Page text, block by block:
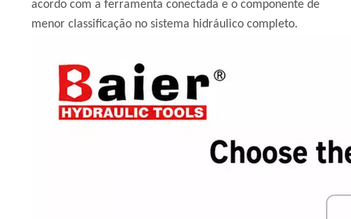
acordo com a ferramenta conectada e o componente de
menor classificação no sistema hidráulico completo.